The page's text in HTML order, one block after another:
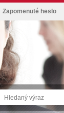
Zapomenuté heslo